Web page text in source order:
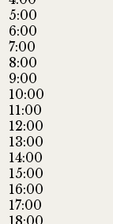
5:00
6:00
7:00
8:00
9:00
10:00
11:00
12:00
13:00
14:00
15:00
16:00
17:00
18:00